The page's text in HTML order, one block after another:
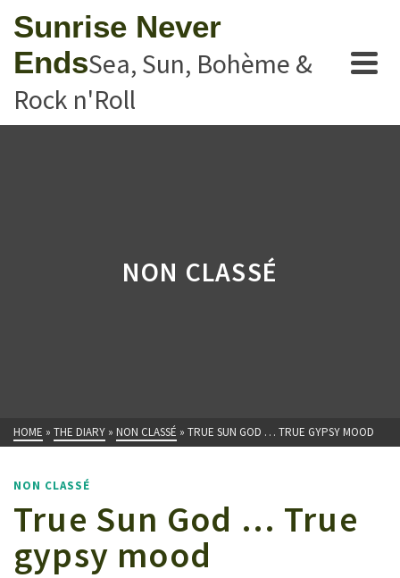
Sunrise Never
EndsSea, Sun, Bohème &
Rock n'Roll
NON CLASSÉ
HOME » THE DIARY » NON CLASSÉ » TRUE SUN GOD … TRUE GYPSY MOOD
NON CLASSÉ
True Sun God … True
gypsy mood